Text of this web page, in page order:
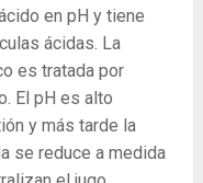
en pH y tiene
ácidas. La
es tratada por
El pH es alto
y más tarde la
se reduce a medida